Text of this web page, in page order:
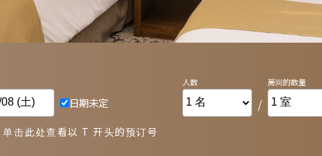
人数
/
单击此处查看以 T 开头的预订号